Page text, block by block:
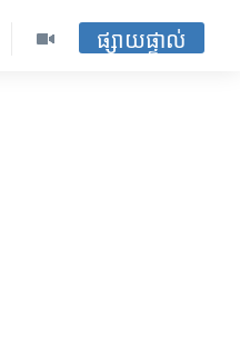
ផ្សាយផ្ទាល់